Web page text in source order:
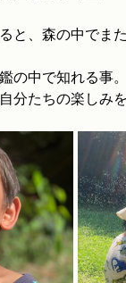
と、森の中でま
の中で知れる事。
分たちの楽しみ